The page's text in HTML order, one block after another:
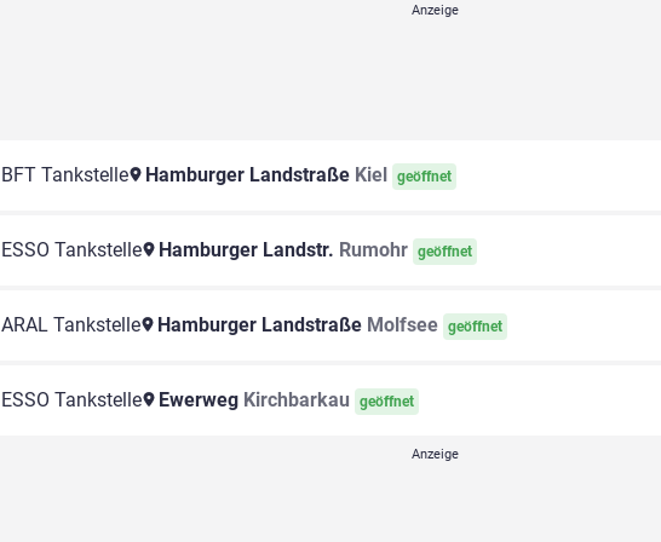
BFT Tankstelle Hamburger Landstraße Kiel geöffnet
ESSO Tankstelle Hamburger Landstr. Rumohr geöffnet
ARAL Tankstelle Hamburger Landstraße Molfsee geöffnet
ESSO Tankstelle Ewerweg Kirchbarkau geöffnet